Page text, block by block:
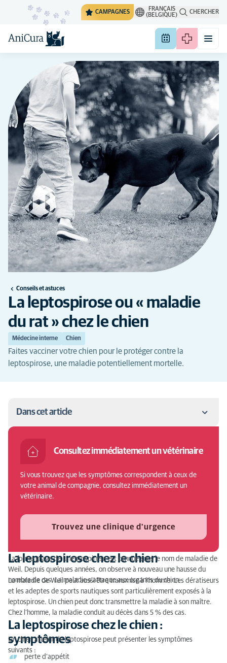
CAMPAGNES
FRANÇAIS
(BELGIQUE)
CHERCHER
Conseils et astuces
La leptospirose ou « maladie
du rat » chez le chien
Médecine interne Chien
Faites vacciner votre chien pour le protéger contre la
leptospirose, une maladie potentiellement mortelle.
Dans cet article
La leptospirose chez le chien : cause
contracte la leptospirose ?
La leptospirose chez le chien : traitement
Consultez immédiatement un vétérinaire
Si vous trouvez que les symptômes correspondent à ceux de
votre animal de compagnie, consultez immédiatement un
vétérinaire.
Trouvez une clinique d'urgence
La leptospirose chez le chien
La forme grave de la leptospirose est connue sous le nom de maladie de
Weil. Depuis quelques années, on observe à nouveau une hausse du
nombre de cas. La maladie s’attaque aux organes du chien.
La maladie de Weil peut aussi être transmise à l’homme. Les dératiseurs
et les adeptes de sports nautiques sont particulièrement exposés à la
leptospirose. Un chien peut donc transmettre la maladie à son maître.
Chez l’homme, la maladie conduit au décès dans 5 % des cas.
La leptospirose chez le chien :
symptômes
Un chien atteint de leptospirose peut présenter les symptômes
suivants :
perte d’appétit